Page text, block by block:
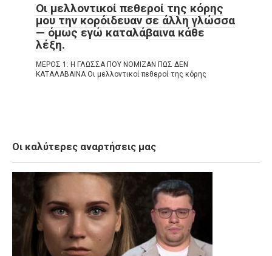
Οι μελλοντικοί πεθεροί της κόρης
μου την κορόιδευαν σε άλλη γλώσσα
— όμως εγώ καταλάβαινα κάθε
λέξη.
ΜΕΡΟΣ 1: Η ΓΛΩΣΣΑ ΠΟΥ ΝΟΜΙΖΑΝ ΠΩΣ ΔΕΝ
ΚΑΤΑΛΑΒΑΙΝΑ Οι μελλοντικοί πεθεροί της κόρης
Οι καλύτερες αναρτήσεις μας